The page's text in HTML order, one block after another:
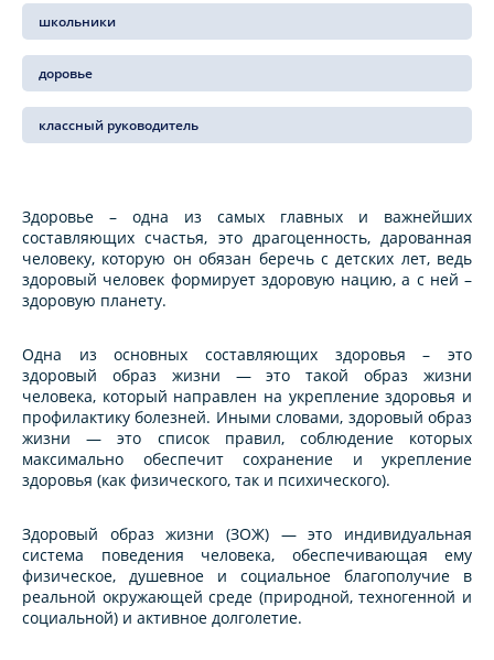
школьники
доровье
классный руководитель
Здоровье – одна из самых главных и важнейших
составляющих счастья, это драгоценность, дарованная
человеку, которую он обязан беречь с детских лет, ведь
здоровый человек формирует здоровую нацию, а с ней –
здоровую планету.
Одна из основных составляющих здоровья – это
здоровый образ жизни — это такой образ жизни
человека, который направлен на укрепление здоровья и
профилактику болезней. Иными словами, здоровый образ
жизни — это список правил, соблюдение которых
максимально обеспечит сохранение и укрепление
здоровья (как физического, так и психического).
Здоровый образ жизни (ЗОЖ) — это индивидуальная
система поведения человека, обеспечивающая ему
физическое, душевное и социальное благополучие в
реальной окружающей среде (природной, техногенной и
социальной) и активное долголетие.